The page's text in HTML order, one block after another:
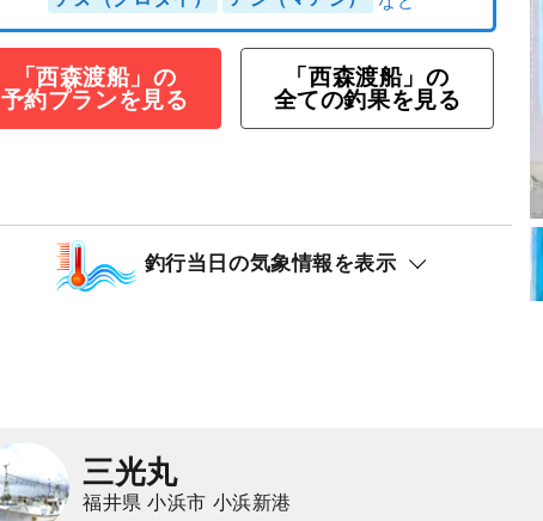
仕立 22,500円/隻 22,000円/隻 2%
3,000 ポイント還元
チヌ（クロダイ） アジ（マアジ）
「西森渡船」の
予約プランを見る
「西森渡船」の
全ての釣果を見る
釣行当日の気象情報を表示
三光丸
福井県 小浜市 小浜新港